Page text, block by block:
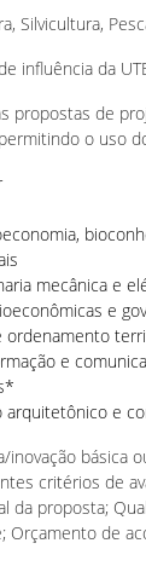
Silvicultura,
influência da
propostas de
o uso
mecânica e
e
ordenamento
e
arquitetônico e
básica
critérios de
da proposta;
Orçamento de